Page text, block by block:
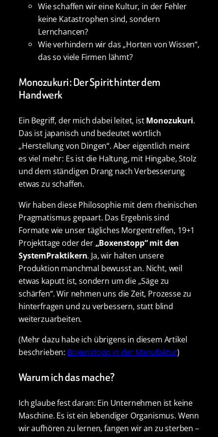
Wie schaffen wir eine Kultur, in der Fehler
keine Katastrophen sind, sondern
Lernchancen?
Wie verhindern wir das „Horten von Wissen“,
das so viele Firmen lähmt?
Monozukuri: Der Spirit hinter dem
Handwerk
Ein Begriff, der mich dabei leitet, istMonozukuri.
Das ist japanisch und bedeutet wörtlich
„Herstellung von Dingen“. Aber eigentlich meint
es viel mehr: Es ist die Haltung, mit Hingabe, Stolz
und dem ständigen Drang nach Verbesserung
etwas zu schaffen.
Wir haben diese Philosophie mit dem rheinischen
Pragmatismus gepaart. Das Ergebnis sind
Formate wie unser tägliches Morgentreffen, 19+1
Projekttage oder der „Boxenstopp“ mit den
SystemPraktikern. Ja, wir halten unsere
Produktion manchmal bewusst an. Nicht, weil
etwas kaputt ist, sondern um die „Säge zu
schärfen“. Wir nehmen uns die Zeit, Prozesse zu
hinterfragen und zu verbessern, statt blind
weiterzuarbeiten.
(Mehr dazu habe ich übrigens in diesem Artikel
beschrieben: Boxenstopp in der Manufaktur)
Warum ich das mache?
Ich glaube fest daran: Ein Unternehmen ist keine
Maschine. Es ist ein lebendiger Organismus. Wenn
wir aufhören zu lernen, fangen wir an zu sterben –